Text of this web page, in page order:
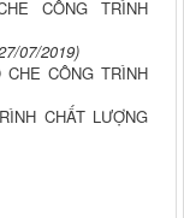
CÔNG TRÌNH
07/2019)
CÔNG TRÌNH
CHẤT LƯỢNG